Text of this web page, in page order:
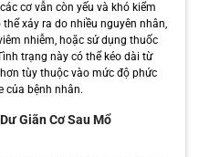
cơ vẫn còn yếu và khó kiểm
xảy ra do nhiều nguyên nhân,
nhiễm, hoặc sử dụng thuốc
trạng này có thể kéo dài từ
tùy thuộc vào mức độ phức
của bệnh nhân.
Giãn Cơ Sau Mổ